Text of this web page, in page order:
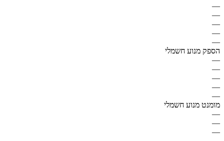
—
—
—
—
—
הספק מנוע חשמלי
—
—
—
—
—
מומנט מנוע חשמלי
—
—
—